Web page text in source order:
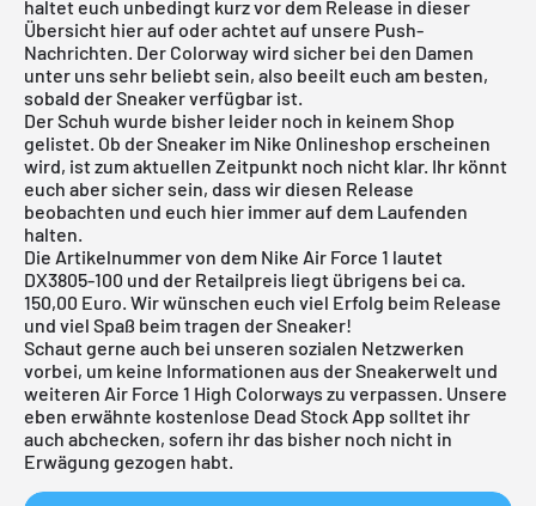
haltet euch unbedingt kurz vor dem Release in dieser
Übersicht hier auf oder achtet auf unsere Push-
Nachrichten. Der Colorway wird sicher bei den Damen
unter uns sehr beliebt sein, also beeilt euch am besten,
sobald der Sneaker verfügbar ist.
Der Schuh wurde bisher leider noch in keinem Shop
gelistet. Ob der Sneaker im Nike Onlineshop erscheinen
wird, ist zum aktuellen Zeitpunkt noch nicht klar. Ihr könnt
euch aber sicher sein, dass wir diesen Release
beobachten und euch hier immer auf dem Laufenden
halten.
Die Artikelnummer von dem Nike Air Force 1 lautet
DX3805-100 und der Retailpreis liegt übrigens bei ca.
150,00 Euro. Wir wünschen euch viel Erfolg beim Release
und viel Spaß beim tragen der Sneaker!
Schaut gerne auch bei unseren sozialen Netzwerken
vorbei, um keine Informationen aus der Sneakerwelt und
weiteren Air Force 1 High Colorways zu verpassen. Unsere
eben erwähnte kostenlose Dead Stock App solltet ihr
auch abchecken, sofern ihr das bisher noch nicht in
Erwägung gezogen habt.